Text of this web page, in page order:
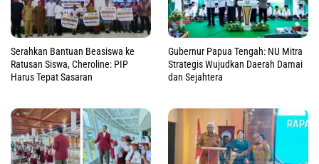
Serahkan Bantuan Beasiswa ke
Ratusan Siswa, Cheroline: PIP
Harus Tepat Sasaran
Gubernur Papua Tengah: NU Mitra
Strategis Wujudkan Daerah Damai
dan Sejahtera